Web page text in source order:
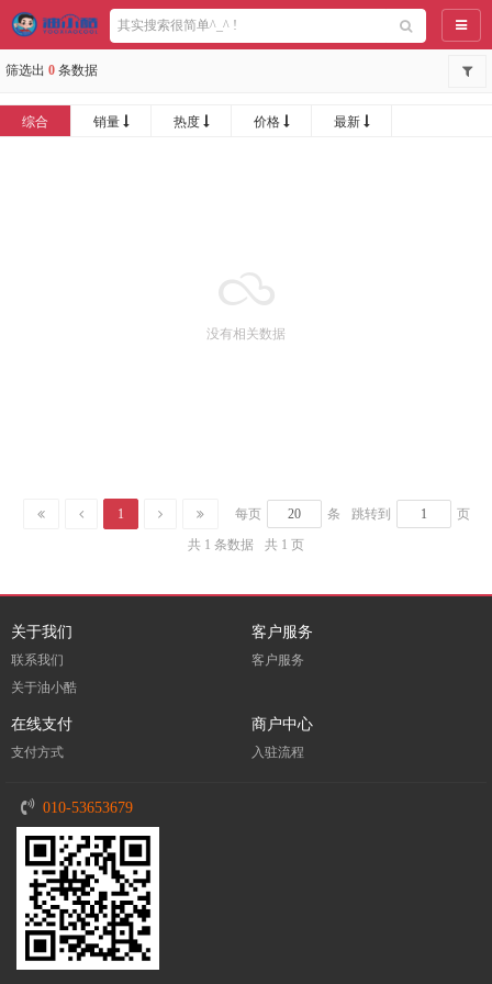
导航
筛选出 0 条数据
综合 销量 热度 价格 最新
没有相关数据
1 每页 条 跳转到
页
共 1 条数据
共 1 页
关于我们
联系我们
关于油小酷
客户服务
客户服务
在线支付
支付方式
商户中心
入驻流程
010-53653679